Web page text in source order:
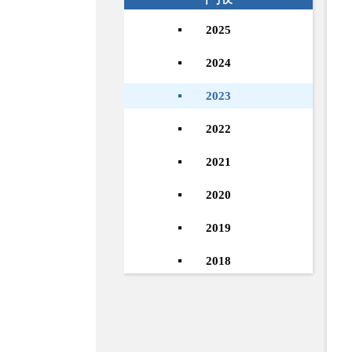
2025
2024
2023
2022
2021
2020
2019
2018